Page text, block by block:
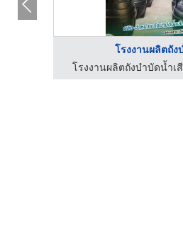
โรงงานผลิตถัง
โรงงานผลิตถังบำบัดน้ำเ